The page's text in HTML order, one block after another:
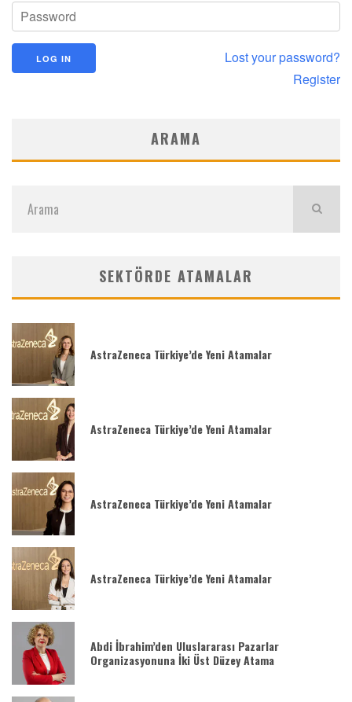
Lost your password?
Register
ARAMA
SEKTÖRDE ATAMALAR
AstraZeneca Türkiye’de Yeni Atamalar
AstraZeneca Türkiye’de Yeni Atamalar
AstraZeneca Türkiye’de Yeni Atamalar
AstraZeneca Türkiye’de Yeni Atamalar
Abdi İbrahim’den Uluslararası Pazarlar
Organizasyonuna İki Üst Düzey Atama